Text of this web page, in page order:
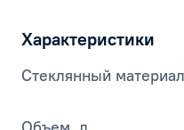
Характеристики
Стеклянный материал